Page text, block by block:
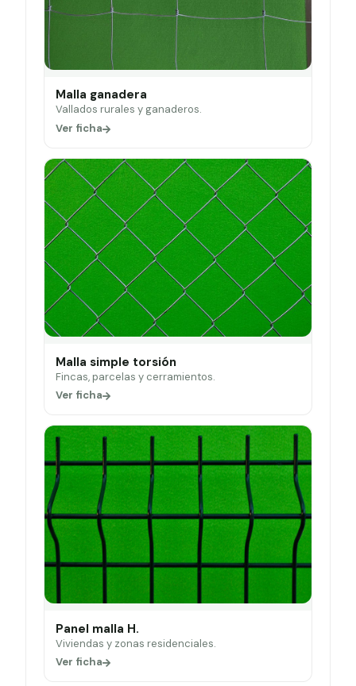
Malla ganadera
Vallados rurales y ganaderos.
Ver ficha
Malla simple torsión
Fincas, parcelas y cerramientos.
Ver ficha
Panel malla H.
Viviendas y zonas residenciales.
Ver ficha